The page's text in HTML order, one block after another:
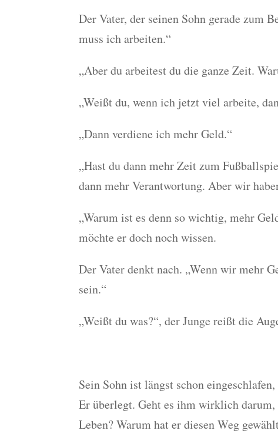
Der Vater, der seinen Sohn gerade zum
muss ich arbeiten.“
„Aber du arbeitest du die ganze Zeit.
„Weißt du, wenn ich jetzt viel arbeite,
„Dann verdiene ich mehr Geld.“
„Hast du dann mehr Zeit zum
dann mehr Verantwortung. Aber wir
„Warum ist es denn so wichtig, mehr
möchte er doch noch wissen.
Der Vater denkt nach. „Wenn wir mehr
sein.“
„Weißt du was?“, der Junge reißt die
Sein Sohn ist längst schon
Er überlegt. Geht es ihm wirklich
Leben? Warum hat er diesen Weg